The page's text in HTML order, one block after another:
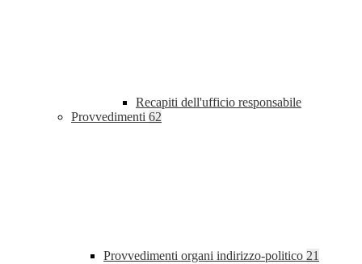
Recapiti dell'ufficio responsabile
Provvedimenti 62
Provvedimenti organi indirizzo-politico 21